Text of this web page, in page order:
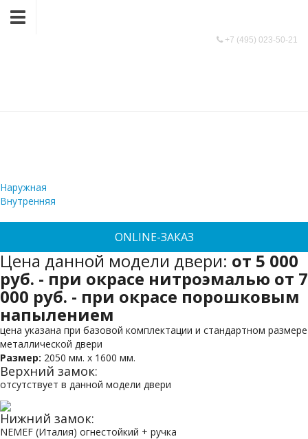
+7 (495) 023-50-21
Наружная
Внутренняя
ONLINE-ЗАКАЗ
Цена данной модели двери: от 5 000
руб. - при окрасе нитроэмалью от 7
000 руб. - при окрасе порошковым
напылением
цена указана при базовой комплектации и стандартном размере
металлической двери
Размер: 2050 мм. х 1600 мм.
Верхний замок:
отсутствует в данной модели двери
Нижний замок:
NEMEF (Италия) огнестойкий + ручка